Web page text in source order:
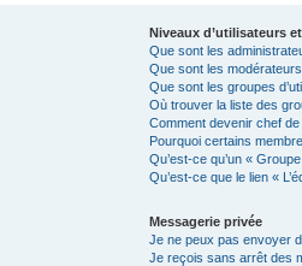
Niveaux d’utilisateurs
Que sont les
Que sont les
Que sont les groupes
Où trouver la liste des
Comment devenir chef
Pourquoi certains
Qu’est-ce qu’un «
Qu’est-ce que le lien «
Messagerie privée
Je ne peux pas envoyer
Je reçois sans arrêt des